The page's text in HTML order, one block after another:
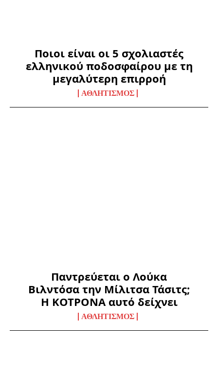
Ποιοι είναι οι 5 σχολιαστές
ελληνικού ποδοσφαίρου με τη
μεγαλύτερη επιρροή
ΑΘΛΗΤΙΣΜΌΣ
Παντρεύεται ο Λούκα
Βιλντόσα την Μίλιτσα Τάσιτς;
Η ΚΟΤΡΟΝΑ αυτό δείχνει
ΑΘΛΗΤΙΣΜΌΣ